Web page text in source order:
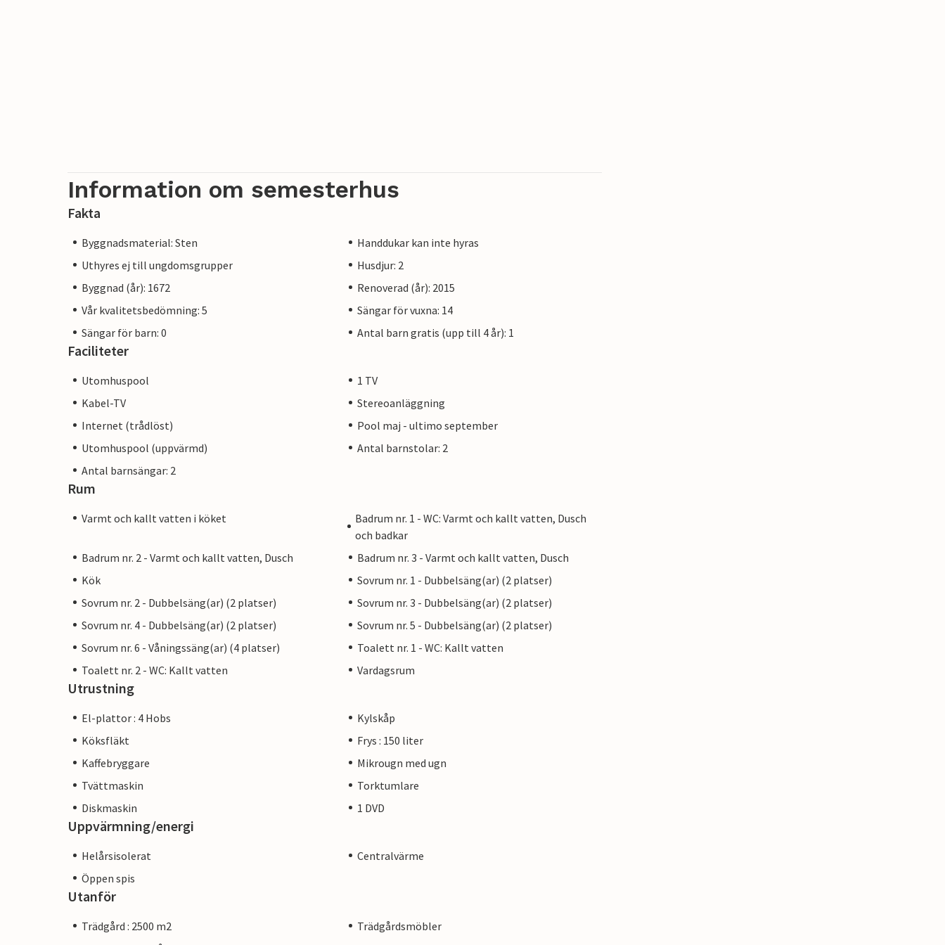
Information om semesterhus
Fakta
Byggnadsmaterial: Sten
Handdukar kan inte hyras
Uthyres ej till ungdomsgrupper
Husdjur: 2
Byggnad (år): 1672
Renoverad (år): 2015
Vår kvalitetsbedömning: 5
Sängar för vuxna: 14
Sängar för barn: 0
Antal barn gratis (upp till 4 år): 1
Faciliteter
Utomhuspool
1 TV
Kabel-TV
Stereoanläggning
Internet (trådlöst)
Pool maj - ultimo september
Utomhuspool (uppvärmd)
Antal barnstolar: 2
Antal barnsängar: 2
Rum
Varmt och kallt vatten i köket
Badrum nr. 1 - WC: Varmt och kallt vatten, Dusch
och badkar
Badrum nr. 2 - Varmt och kallt vatten, Dusch
Badrum nr. 3 - Varmt och kallt vatten, Dusch
Kök
Sovrum nr. 1 - Dubbelsäng(ar) (2 platser)
Sovrum nr. 2 - Dubbelsäng(ar) (2 platser)
Sovrum nr. 3 - Dubbelsäng(ar) (2 platser)
Sovrum nr. 4 - Dubbelsäng(ar) (2 platser)
Sovrum nr. 5 - Dubbelsäng(ar) (2 platser)
Sovrum nr. 6 - Våningssäng(ar) (4 platser)
Toalett nr. 1 - WC: Kallt vatten
Toalett nr. 2 - WC: Kallt vatten
Vardagsrum
Utrustning
El-plattor : 4 Hobs
Kylskåp
Köksfläkt
Frys : 150 liter
Kaffebryggare
Mikrougn med ugn
Tvättmaskin
Torktumlare
Diskmaskin
1 DVD
Uppvärmning/energi
Helårsisolerat
Centralvärme
Öppen spis
Utanför
Trädgård : 2500 m2
Trädgårdsmöbler